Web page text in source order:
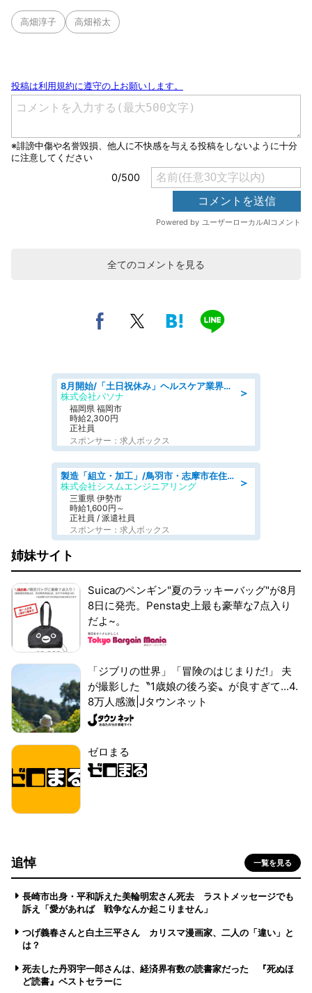
高畑淳子 高畑裕太
全てのコメントを見る
＞
8月開始/「土日祝休み」ヘルスケア業界の産業保健師/高時給/未経験OK/要資格:保健師、正看護師
株式会社パソナ
福岡県 福岡市
時給2,300円
正社員
スポンサー：求人ボックス
＞
製造「組立・加工」/鳥羽市・志摩市在住者も活躍中土日休み 製造サポート
株式会社シスムエンジニアリング
三重県 伊勢市
時給1,600円～
正社員 / 派遣社員
スポンサー：求人ボックス
姉妹サイト
Suicaのペンギン"夏のラッキーバッグ"が8月
8日に発売。Pensta史上最も豪華な7点入り
だよ~。
「ジブリの世界」「冒険のはじまりだ!」 夫
が撮影した〝1歳娘の後ろ姿〟が良すぎて...4.
8万人感激|Jタウンネット
ゼロまる
追悼 一覧を見る
長崎市出身・平和訴えた美輪明宏さん死去 ラストメッセージでも
訴え「愛があれば 戦争なんか起こりません」
つげ義春さんと白土三平さん カリスマ漫画家、二人の「違い」と
は？
死去した丹羽宇一郎さんは、経済界有数の読書家だった 『死ぬほ
ど読書』ベストセラーに